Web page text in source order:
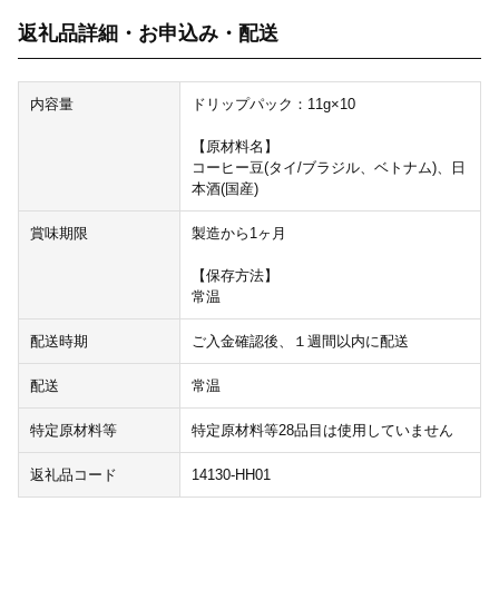
返礼品詳細・お申込み・配送
内容量 ドリップパック：11g×10
【原材料名】
コーヒー豆(タイ/ブラジル、ベトナム)、日
本酒(国産)
賞味期限 製造から1ヶ月
【保存方法】
常温
配送時期 ご入金確認後、１週間以内に配送
配送 常温
特定原材料等 特定原材料等28品目は使用していません
返礼品コード 14130-HH01